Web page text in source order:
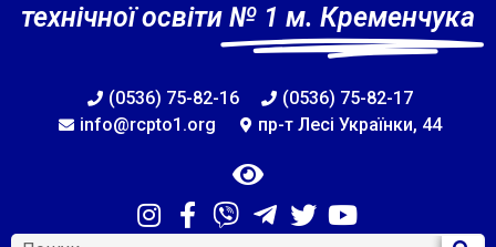
технічної освіти № 1 м. Кременчука
(0536) 75-82-16
(0536) 75-82-17
info@rcpto1.org
пр-т Лесі Українки, 44